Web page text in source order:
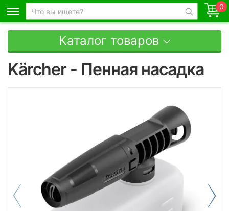
0
Каталог товаров
Kärcher - Пенная насадка